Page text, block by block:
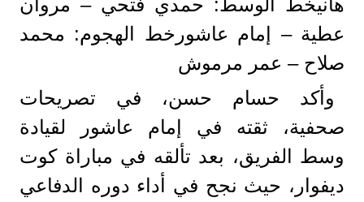
عطية – إمام عاشورخط الهجوم: محمد
صلاح – عمر مرموش
وأكد حسام حسن، في تصريحات
صحفية، ثقته في إمام عاشور لقيادة
وسط الفريق، بعد تألقه في مباراة كوت
ديفوار، حيث نجح في أداء دوره الدفاعي